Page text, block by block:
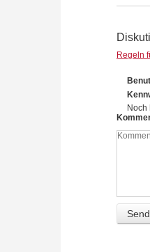
Regeln
Noch